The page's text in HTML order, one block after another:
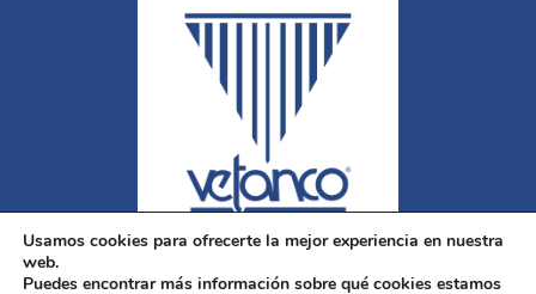
Usamos cookies para ofrecerte la mejor experiencia en nuestra
web.
Puedes encontrar más información sobre qué cookies estamos